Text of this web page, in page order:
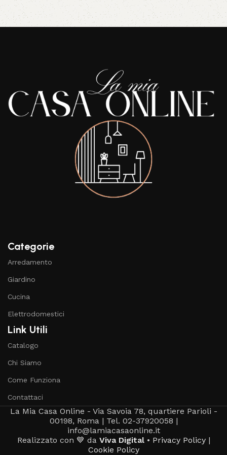
Categorie
Arredamento
Giardino
Cucina
Elettrodomestici
Link Utili
Catalogo
Chi Siamo
Come Funziona
Contattaci
La Mia Casa Online - Via Savoia 78, quartiere Parioli -
00198, Roma | Tel. 02-37920058 |
info@lamiacasaonline.it
Realizzato con 💙 da Viva Digital• Privacy Policy|
Cookie Policy